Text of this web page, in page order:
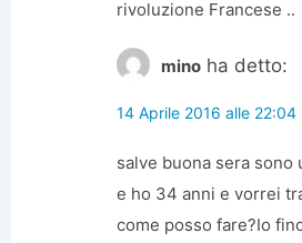
rivoluzione Francese ..
mino ha detto:
14 Aprile 2016 alle 22:04
salve buona sera sono
e ho 34 anni e vorrei
come posso fare?Io